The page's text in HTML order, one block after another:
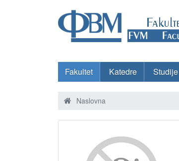
Fakultet Katedre Studije
Naslovna